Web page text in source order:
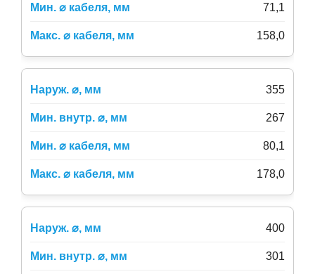
71,1
158,0
355
267
80,1
178,0
400
301